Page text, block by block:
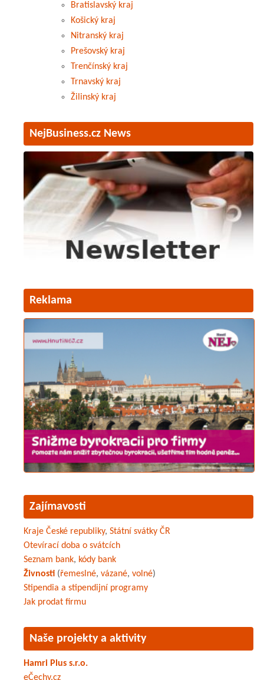
Bratislavský kraj
Košický kraj
Nitranský kraj
Prešovský kraj
Trenčínský kraj
Trnavský kraj
Žilinský kraj
NejBusiness.cz News
Reklama
Zajímavosti
Kraje České republiky, Státní svátky ČR
Otevírací doba o svátcích
Seznam bank, kódy bank
Živnosti (řemeslné, vázané, volné)
Stipendia a stipendijní programy
Jak prodat firmu
Naše projekty a aktivity
Hamri Plus s.r.o.
eČechy.cz